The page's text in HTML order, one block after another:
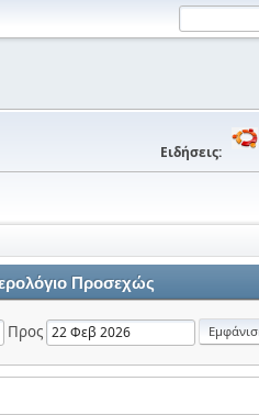
Ειδήσεις:
Προσεχώς
Προς